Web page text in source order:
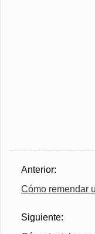
Anterior:
Cómo remendar
Siguiente: